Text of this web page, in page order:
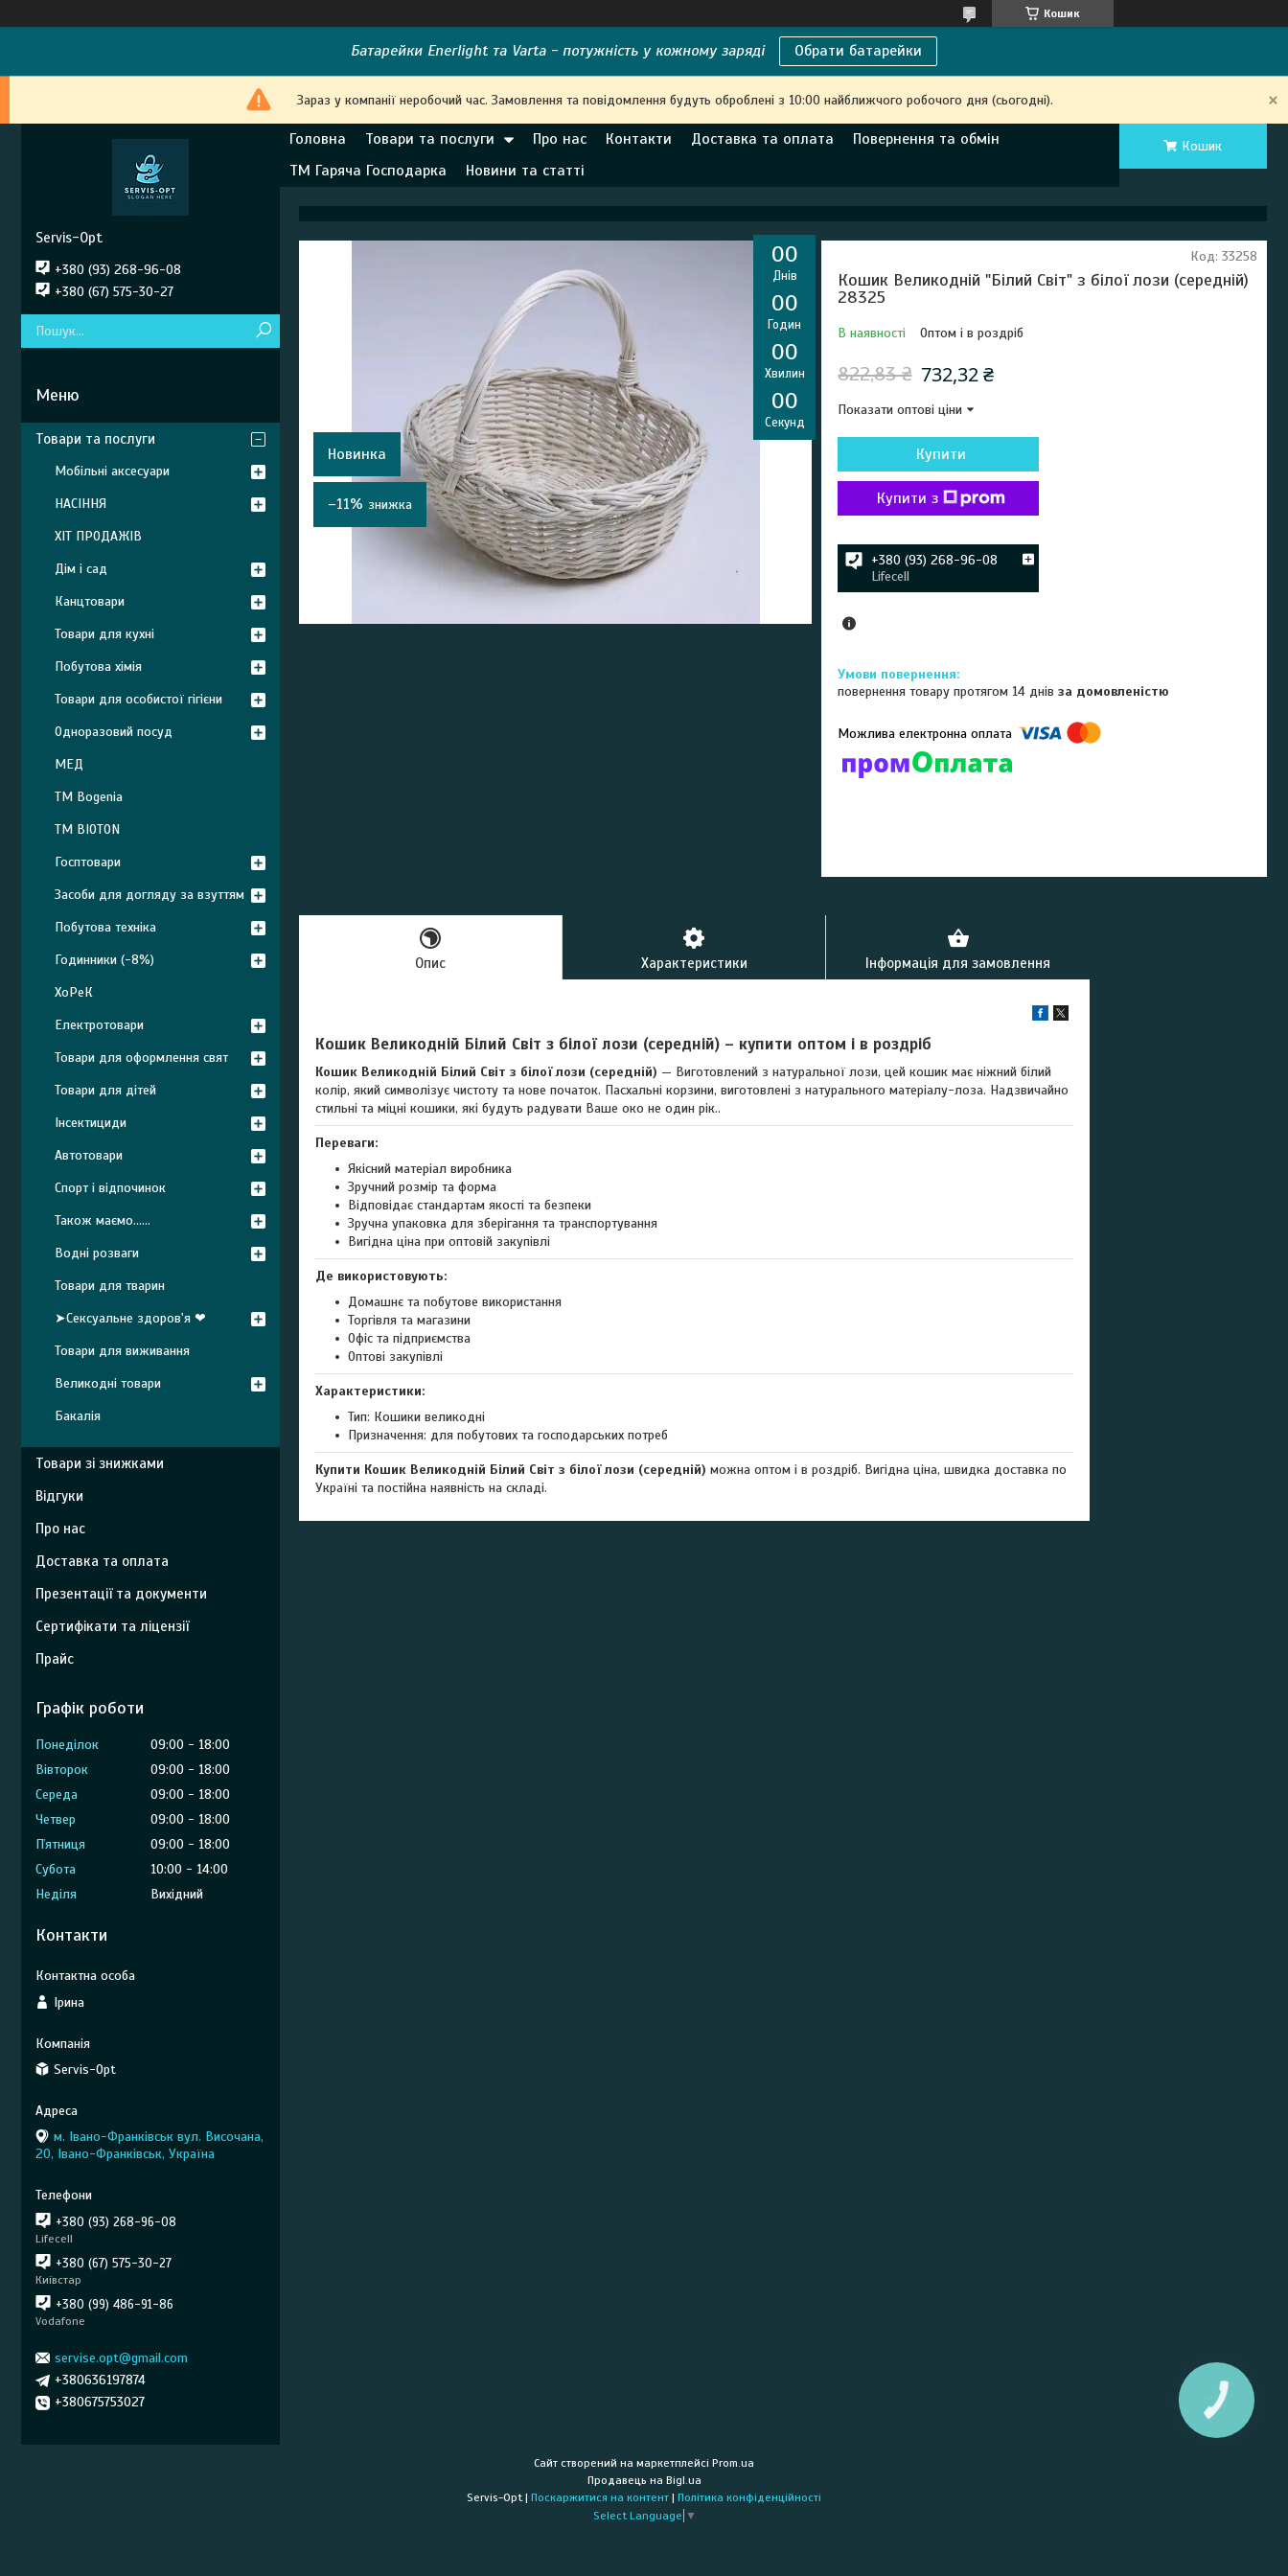
Кошик
Батарейки Enerlight та Varta - потужність у кожному заряді Обрати батарейки
Зараз у компанії неробочий час. Замовлення та повідомлення будуть оброблені з 10:00 найближчого робочого дня (сьогодні).
Головна Товари та послуги Про нас Контакти Доставка та оплата
Повернення та обмін
ТМ Гаряча Господарка
Новини та статті
Кошик
00
Днів
00
Годин
00
Хвилин
00
Секунд
Новинка
–11%
Кошик Великодній "Білий Світ" з білої лози (середній)
28325
В наявності Оптом і в роздріб
Код: 33258
822,83 ₴ 732,32 ₴
Показати оптові ціни
Купити
Купити з
+380 (93) 268-96-08
Lifecell
повернення товару протягом 14 днівза домовленістю
Опис Характеристики Інформація для замовлення
Кошик Великодній Білий Світ з білої лози (середній) – купити оптом і в роздріб
Кошик Великодній Білий Світ з білої лози (середній) — Виготовлений з натуральної лози, цей кошик має ніжний білий
колір, який символізує чистоту та нове початок. Пасхальні корзини, виготовлені з натурального матеріалу-лоза. Надзвичайно
стильні та міцні кошики, які будуть радувати Ваше око не один рік..
Переваги:
Якісний матеріал виробника
Зручний розмір та форма
Відповідає стандартам якості та безпеки
Зручна упаковка для зберігання та транспортування
Вигідна ціна при оптовій закупівлі
Де використовують:
Домашнє та побутове використання
Торгівля та магазини
Офіс та підприємства
Оптові закупівлі
Характеристики:
Тип: Кошики великодні
Призначення: для побутових та господарських потреб
Купити Кошик Великодній Білий Світ з білої лози (середній) можна оптом і в роздріб. Вигідна ціна, швидка доставка по
Україні та постійна наявність на складі.
Servis-Opt
+380 (93) 268-96-08
+380 (67) 575-30-27
Товари та послуги
Мобільні аксесуари
НАСІННЯ
ХІТ ПРОДАЖІВ
Дім і сад
Канцтовари
Товари для кухні
Побутова хімія
Товари для особистої гігієни
Одноразовий посуд
МЕД
ТМ Bogenia
ТМ BIOTON
Госптовари
Засоби для догляду за взуттям
Побутова техніка
Годинники (-8%)
ХоРеК
Електротовари
Товари для оформлення свят
Товари для дітей
Інсектициди
Автотовари
Спорт і відпочинок
Також маємо......
Водні розваги
Товари для тварин
➤Сексуальне здоров'я ❤
Товари для виживання
Великодні товари
Бакалія
Товари зі знижками
Відгуки
Про нас
Доставка та оплата
Презентації та документи
Сертифікати та ліцензії
Прайс
Графік роботи
Понеділок 09:00
18:00
Вівторок
09:00
18:00
Середа
09:00
18:00
Четвер
09:00
18:00
Пʼятниця
09:00
18:00
Субота
10:00
14:00
Неділя
Вихідний
Контакти
Ірина
Servis-Opt
м. Івано-Франківськ вул. Височана,
20, Івано-Франківськ, Україна
+380 (93) 268-96-08
Lifecell
+380 (67) 575-30-27
Київстар
+380 (99) 486-91-86
Vodafone
servise.opt@gmail.com
+380636197874
+380675753027
Сайт створений на маркетплейсі Prom.ua
Продавець на Bigl.ua
Servis-Opt | Поскаржитися на контент | Політика конфіденційності
Select Language ▼
КНОПКА
ЗВ'ЯЗКУ